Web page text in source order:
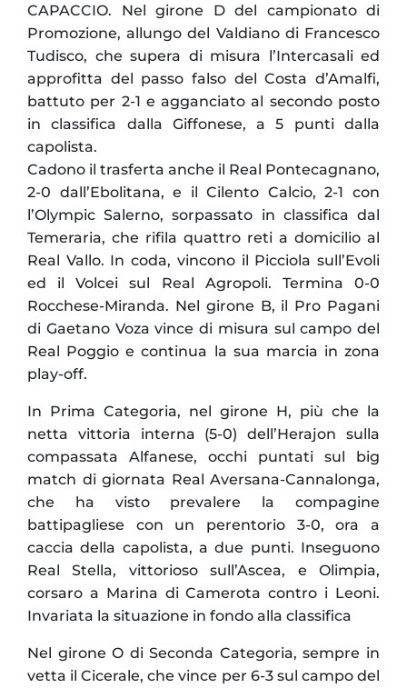
CAPACCIO. Nel girone D del campionato di
Promozione, allungo del Valdiano di Francesco
Tudisco, che supera di misura l’Intercasali ed
approfitta del passo falso del Costa d’Amalfi,
battuto per 2-1 e agganciato al secondo posto
in classifica dalla Giffonese, a 5 punti dalla
capolista.
Cadono il trasferta anche il Real Pontecagnano,
2-0 dall’Ebolitana, e il Cilento Calcio, 2-1 con
l’Olympic Salerno, sorpassato in classifica dal
Temeraria, che rifila quattro reti a domicilio al
Real Vallo. In coda, vincono il Picciola sull’Evoli
ed il Volcei sul Real Agropoli. Termina 0-0
Rocchese-Miranda. Nel girone B, il Pro Pagani
di Gaetano Voza vince di misura sul campo del
Real Poggio e continua la sua marcia in zona
play-off.
In Prima Categoria, nel girone H, più che la
netta vittoria interna (5-0) dell’Herajon sulla
compassata Alfanese, occhi puntati sul big
match di giornata Real Aversana-Cannalonga,
che ha visto prevalere la compagine
battipagliese con un perentorio 3-0, ora a
caccia della capolista, a due punti. Inseguono
Real Stella, vittorioso sull’Ascea, e Olimpia,
corsaro a Marina di Camerota contro i Leoni.
Invariata la situazione in fondo alla classifica
Nel girone O di Seconda Categoria, sempre in
vetta il Cicerale, che vince per 6-3 sul campo del